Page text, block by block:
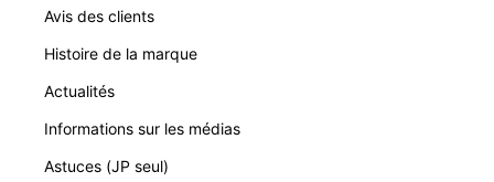
Avis des clients
Histoire de la marque
Actualités
Informations sur les médias
Astuces (JP seul)